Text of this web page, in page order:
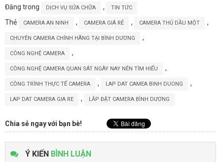
Đăng trong
DỊCH VỤ SỬA CHỮA , TIN TỨC
Thẻ CAMERA AN NINH , CAMERA GIÁ RẺ , CAMERA THỦ DẦU MỘT ,
CHUYÊN CAMERA CHÍNH HÃNG TẠI BÌNH DƯƠNG ,
CÔNG NGHỆ CAMERA ,
CÔNG NGHỆ CAMERA QUAN SÁT NGÀY NAY NÊN TÌM HIỂU ,
CÔNG TRÌNH THỰC TẾ CAMERA , LAP DAT CAMEA BINH DUONG ,
LAP DAT CAMERA GIA RE , LẮP ĐẶT CAMERA BÌNH DƯƠNG
Chia sẻ ngay với bạn bè!
Ý KIẾN BÌNH LUẬN